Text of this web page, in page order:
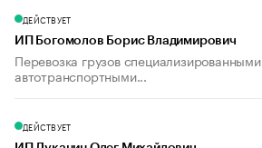
ДЕЙСТВУЕТ
ИП Богомолов Борис Владимирович
Перевозка грузов специализированными
автотранспортными...
ДЕЙСТВУЕТ